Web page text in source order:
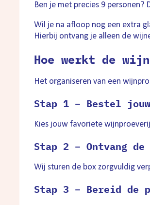
Ben je met precies 9
Wil je na afloop nog een extra
Hierbij ontvang je alleen de
Hoe werkt de
Het organiseren van een
Stap 1 – Bestel
Kies jouw favoriete
Stap 2 – Ontvang
Wij sturen de box zorgvuldig
Stap 3 – Bereid de